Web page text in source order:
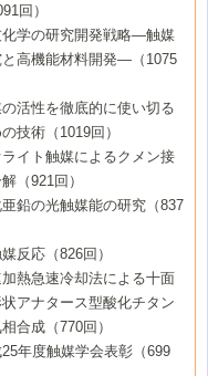
究者による触媒研究の未来展望
究所編
体の応用
型リアクター
流体を用いた化学プロセスの新
触媒討論会
ノレベルでみた新しい表面現象
ィン重合触媒の新たな展
学品製造の触媒技術
触媒討論会
学品製造の触媒技術
循環と触媒技術
料の調製と機能化
触媒が欲しい
触媒討論会
究と学術雑誌/情報
代からみた触媒化学の現状と未
媒とバイオプロセス
造・利用の触媒化学
究における新しい切り口：コン
ルケミストリー
触媒討論会特集号
おける触媒研究のブレークスル
料を触媒として使ってみません
触媒討論会
イナミクス
おもしろさをどのように伝える
触媒討論会
精製触媒の新しい展開
反応性と機能性を目指した金属
学
、あな?-特異な空間とその利用-
触媒討論会
触媒反応最前線
素材料の新展開
方法論を考える
金属材料と触媒
究へのNMRの応用と展望
年）
紀への提言/創立40周年記念・触
10年の歩みとこれから/創立40周
触媒討論会
触媒化学へのさそい
化の制御と予測
実用プロセスと触媒
触媒討論会
造体の化学
応は今
と不均一系触媒反応-その特徴と
触媒討論会
除去触媒の実用化研究
反応場を目指した触媒調製
分離技術の新しい展開
触媒討論会
みる世界
年）
構造と触媒作用/C1化学を中心と
への触媒
ピックメダル:金・銀・銅はどん
を示すか
用における機能の複合化
拓け！若手研究者
触媒討論会
ミックな領域への触媒研究の展
中心とする21世紀への触媒
年）
ンケミカルズと固体触媒
触媒討論会
を利用した触媒
サイクル
ギー変換触媒
触媒討論会
着相の新しい展開
ロポーラス・クリスタル触媒の
年）
学と触媒
触媒討論会
の展開
号》
号》
触媒討論会
年）
媒開発マニュアル―探索から工
触媒討論会
発のうらおもて―着想と展開
化と寿命の予測
優しい触媒
年）
クトを与えたこの研究
触媒討論会
ルズ合成触媒―新しい展開と応
年）
ロセス開発マニュアル―探索か
で，知っておきたいこと PartII
触媒討論会
年）
に向けて触媒研究の飛躍をめざ
学の裾野を広げよう
触媒討論会
年）
学と反応設計・材料設計
年）
回）
化学の研究開発戦略―触媒
と高機能材料開発―（1075
活性を徹底的に使い切る
技術（1019回）
イト触媒によるクメン接
（921回）
鉛の光触媒能の研究（837
反応（826回）
熱急速冷却法による十面
アナタース型酸化チタン
合成（770回）
年度触媒学会表彰（699